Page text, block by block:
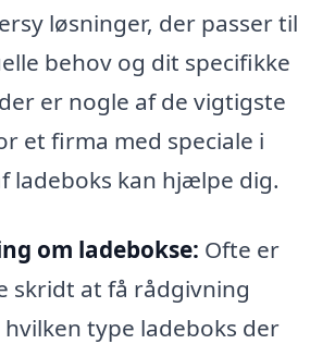
løsninger, der passer til
behov og dit specifikke
er nogle af de vigtigste
et firma med speciale i
ladeboks kan hjælpe dig.
om ladebokse: Ofte er
skridt at få rådgivning
type ladeboks der